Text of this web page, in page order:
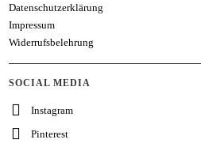
Datenschutzerklärung
Impressum
Widerrufsbelehrung
SOCIAL MEDIA
Instagram
Pinterest